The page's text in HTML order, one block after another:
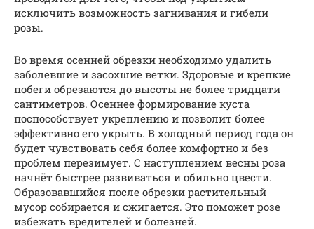
исключить возможность загнивания и гибели
розы.
Во время осенней обрезки необходимо удалить
заболевшие и засохшие ветки. Здоровые и крепкие
побеги обрезаются до высоты не более тридцати
сантиметров. Осеннее формирование куста
поспособствует укреплению и позволит более
эффективно его укрыть. В холодный период года он
будет чувствовать себя более комфортно и без
проблем перезимует. С наступлением весны роза
начнёт быстрее развиваться и обильно цвести.
Образовавшийся после обрезки растительный
мусор собирается и сжигается. Это поможет розе
избежать вредителей и болезней.